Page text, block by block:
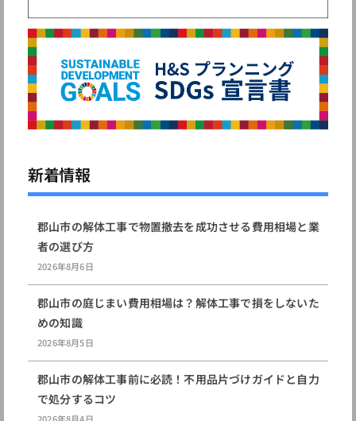
新着情報
郡山市の解体工事で物置撤去を成功させる費用相場と業
者の選び方
2026年8月6日
郡山市の庭じまい費用相場は？解体工事で損をしないた
めの知識
2026年8月5日
郡山市の解体工事前に必読！不用品片づけガイドと自力
で処分するコツ